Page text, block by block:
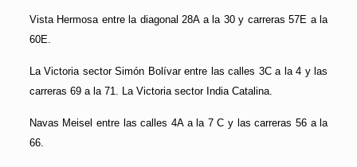
Vista Hermosa entre la diagonal 28A a la 30 y carreras 57E a la
60E.
La Victoria sector Simón Bolívar entre las calles 3C a la 4 y las
carreras 69 a la 71. La Victoria sector India Catalina.
Navas Meisel entre las calles 4A a la 7 C y las carreras 56 a la
66.